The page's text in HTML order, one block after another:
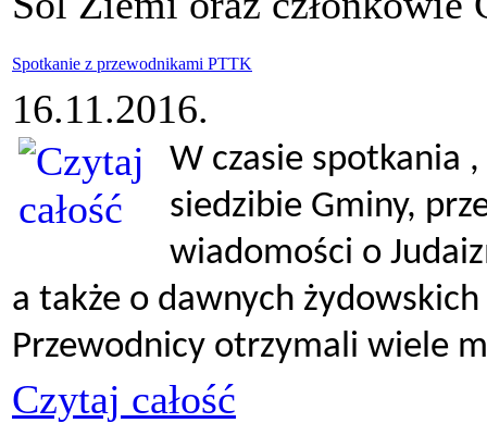
Spotkanie z przewodnikami PTTK
16.11.2016.
W czasie spotkania
siedzibie Gminy,
wiadomości o
a także o dawnych
Przewodnicy otrzymali wiele
Czytaj całość